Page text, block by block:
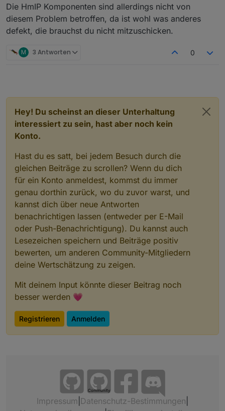
Die HmIP Komponenten sind allerdings nicht von
diesem Problem betroffen, da ist wohl was anderes
defekt, die brauchst du nicht mitzuschicken.
M 3 Antworten 0
Hey! Du scheinst an dieser Unterhaltung
interessiert zu sein, hast aber noch kein
Konto.
Hast du es satt, bei jedem Besuch durch die
gleichen Beiträge zu scrollen? Wenn du dich
für ein Konto anmeldest, kommst du immer
genau dorthin zurück, wo du zuvor warst, und
kannst dich über neue Antworten
benachrichtigen lassen (entweder per E-Mail
oder Push-Benachrichtigung). Du kannst auch
Lesezeichen speichern und Beiträge positiv
bewerten, um anderen Community-Mitgliedern
deine Wertschätzung zu zeigen.
Mit deinem Input könnte dieser Beitrag noch
besser werden 💗
Registrieren Anmelden
Community
Impressum Datenschutz-Bestimmungen